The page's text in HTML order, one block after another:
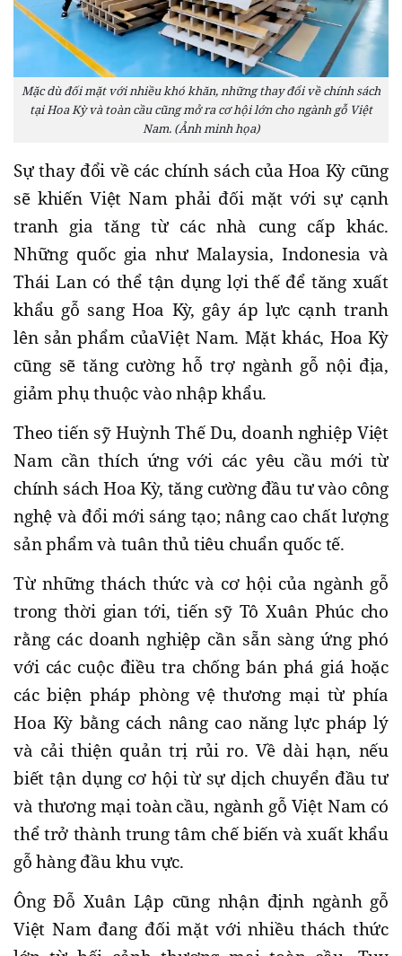
Mặc dù đối mặt với nhiều khó khăn, những thay đổi về chính sách
tại Hoa Kỳ và toàn cầu cũng mở ra cơ hội lớn cho ngành gỗ Việt
Nam. (Ảnh minh họa)
Sự thay đổi về các chính sách của Hoa Kỳ cũng
sẽ khiến Việt Nam phải đối mặt với sự cạnh
tranh gia tăng từ các nhà cung cấp khác.
Những quốc gia như Malaysia, Indonesia và
Thái Lan có thể tận dụng lợi thế để tăng xuất
khẩu gỗ sang Hoa Kỳ, gây áp lực cạnh tranh
lên sản phẩm củaViệt Nam. Mặt khác, Hoa Kỳ
cũng sẽ tăng cường hỗ trợ ngành gỗ nội địa,
giảm phụ thuộc vào nhập khẩu.
Theo tiến sỹ Huỳnh Thế Du, doanh nghiệp Việt
Nam cần thích ứng với các yêu cầu mới từ
chính sách Hoa Kỳ, tăng cường đầu tư vào công
nghệ và đổi mới sáng tạo; nâng cao chất lượng
sản phẩm và tuân thủ tiêu chuẩn quốc tế.
Từ những thách thức và cơ hội của ngành gỗ
trong thời gian tới, tiến sỹ Tô Xuân Phúc cho
rằng các doanh nghiệp cần sẵn sàng ứng phó
với các cuộc điều tra chống bán phá giá hoặc
các biện pháp phòng vệ thương mại từ phía
Hoa Kỳ bằng cách nâng cao năng lực pháp lý
và cải thiện quản trị rủi ro. Về dài hạn, nếu
biết tận dụng cơ hội từ sự dịch chuyển đầu tư
và thương mại toàn cầu, ngành gỗ Việt Nam có
thể trở thành trung tâm chế biến và xuất khẩu
gỗ hàng đầu khu vực.
Ông Đỗ Xuân Lập cũng nhận định ngành gỗ
Việt Nam đang đối mặt với nhiều thách thức